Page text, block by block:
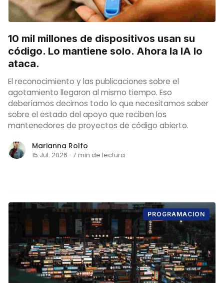
10 mil millones de dispositivos usan su
código. Lo mantiene solo. Ahora la IA lo
ataca.
El reconocimiento y las publicaciones sobre el
agotamiento llegaron al mismo tiempo. Eso
deberíamos decirnos todo lo que necesitamos saber
sobre el estado del apoyo que reciben los
mantenedores de proyectos de código abierto.
Marianna Rolfo
15 Jul. 2026 · 7 min de lectura
PROGRAMACION